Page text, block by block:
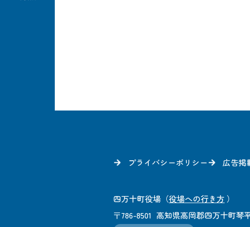
プライバシーポリシー 広告掲
四万十町役場 （役場への行き方 ）
〒786-8501 高知県高岡郡四万十町琴